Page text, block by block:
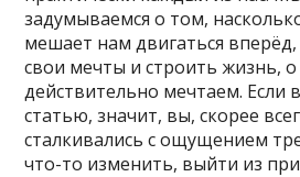
задумываемся о том,
мешает нам двигаться
свои мечты и строить жизнь,
действительно мечтаем. Если
статью, значит, вы, скорее
сталкивались с ощущением
что-то изменить, выйти из